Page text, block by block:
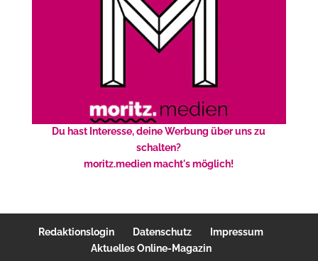
Du hast Interesse, deine Werbung über uns zu
schalten?
moritz.medien macht's möglich!
Redaktionslogin Datenschutz
Impressum
Aktuelles Online-Magazin